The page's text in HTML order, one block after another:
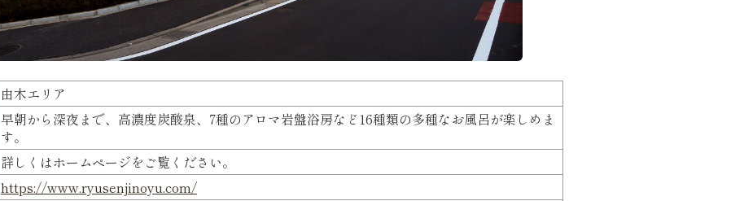
由木エリア
早朝から深夜まで、高濃度炭酸泉、7種のアロマ岩盤浴房など16種類の多種なお風呂が楽しめま
す。
詳しくはホームページをご覧ください。
https://www.ryusenjinoyu.com/